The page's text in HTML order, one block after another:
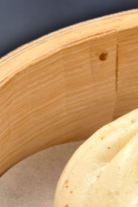
食品」の定義を定めており、その基準
沢山取れる点心に仕上げています。
香辛料、葱、にんにく、ニラ、らっき
ングで和えています。
で仕上げています。
して下さい。